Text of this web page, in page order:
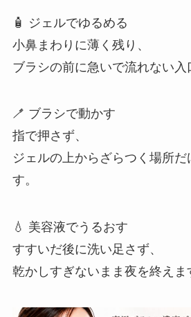
🧴 ジェルでゆるめる
小鼻まわりに薄く残り、
ブラシの前に急いで流れない入
🪥 ブラシで動かす
指で押さず、
ジェルの上からざらつく場所だ
す。
💧 美容液でうるおす
すすいだ後に洗い足さず、
乾かしすぎないまま夜を終えま